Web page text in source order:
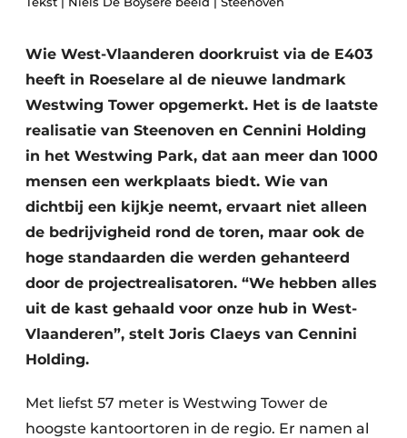
Vacature aanmelden
Vacatures
Video’s
Wie West-Vlaanderen doorkruist via de E403
heeft in Roeselare al de nieuwe landmark
Westwing Tower opgemerkt. Het is de laatste
realisatie van Steenoven en Cennini Holding
in het Westwing Park, dat aan meer dan 1000
mensen een werkplaats biedt. Wie van
dichtbij een kijkje neemt, ervaart niet alleen
de bedrijvigheid rond de toren, maar ook de
hoge standaarden die werden gehanteerd
door de projectrealisatoren. “We hebben alles
uit de kast gehaald voor onze hub in West-
Vlaanderen”, stelt Joris Claeys van Cennini
Holding.
Met liefst 57 meter is Westwing Tower de
hoogste kantoortoren in de regio. Er namen al